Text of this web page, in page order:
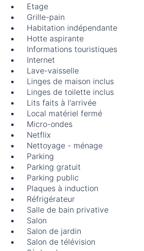
Etage
Grille-pain
Habitation indépendante
Hotte aspirante
Informations touristiques
Internet
Lave-vaisselle
Linges de maison inclus
Linges de toilette inclus
Lits faits à l'arrivée
Local matériel fermé
Micro-ondes
Netflix
Nettoyage - ménage
Parking
Parking gratuit
Parking public
Plaques à induction
Réfrigérateur
Salle de bain privative
Salon
Salon de jardin
Salon de télévision